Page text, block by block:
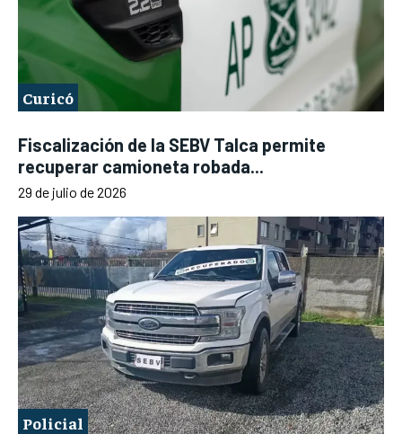
Curicó
Fiscalización de la SEBV Talca permite
recuperar camioneta robada...
29 de julio de 2026
Policial